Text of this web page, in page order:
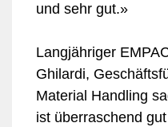
und sehr gut.»
Langjähriger
Ghilardi,
Material Handling
ist überraschend